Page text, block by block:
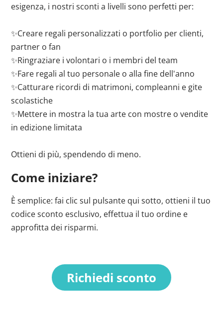
esigenza, i nostri sconti a livelli sono perfetti per:
✨Creare regali personalizzati o portfolio per clienti,
partner o fan
✨Ringraziare i volontari o i membri del team
✨Fare regali al tuo personale o alla fine dell'anno
✨Catturare ricordi di matrimoni, compleanni e gite
scolastiche
✨Mettere in mostra la tua arte con mostre o vendite
in edizione limitata
Ottieni di più, spendendo di meno.
Come iniziare?
È semplice: fai clic sul pulsante qui sotto, ottieni il tuo
codice sconto esclusivo, effettua il tuo ordine e
approfitta dei risparmi.
Richiedi sconto